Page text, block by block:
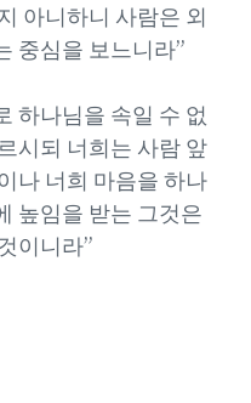
아니하니 사람은 외
중심을 보느니라”
하나님을 속일 수 없
시되 너희는 사람 앞
나 너희 마음을 하나
높임을 받는 그것은
이니라”